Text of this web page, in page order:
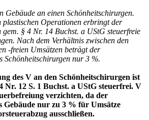
Gebäude an einen Schönheitschirurgen.
plastischen Operationen erbringt der
§ 4 Nr. 14 Buchst. a UStG steuerfreie
Nach dem Verhältnis zwischen den
-freien Umsätzen beträgt der
Schönheitschirurgen nur 3 %.
des V an den Schönheitschirurgen ist
Nr. 12 S. 1 Buchst. a UStG steuerfrei. V
verzichten, da der
Gebäude nur zu 3 % für Umsätze
ausschließen.